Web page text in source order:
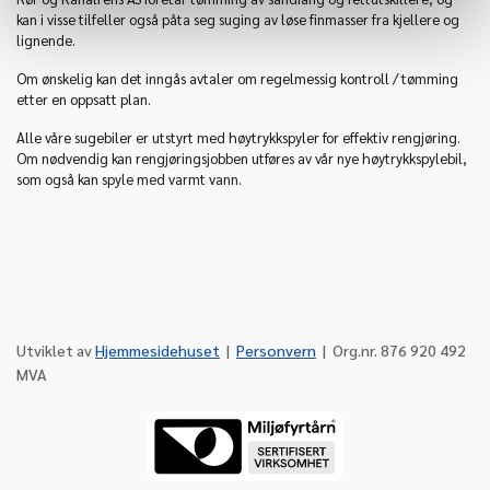
kan i visse tilfeller også påta seg suging av løse finmasser fra kjellere og
lignende.
Om ønskelig kan det inngås avtaler om regelmessig kontroll / tømming
etter en oppsatt plan.
Alle våre sugebiler er utstyrt med høytrykkspyler for effektiv rengjøring.
Om nødvendig kan rengjøringsjobben utføres av vår nye høytrykkspylebil,
som også kan spyle med varmt vann.
Utviklet avHjemmesidehuset | Personvern | Org.nr. 876 920 492
MVA